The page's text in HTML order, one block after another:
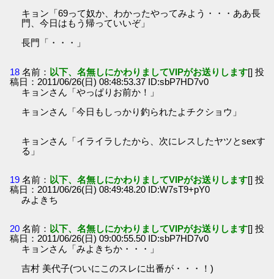
キョン「69って奴か、わかったやってみよう・・・ああ長
門、今日はもう帰っていいぞ」
長門「・・・」
18 名前： 以下、名無しにかわりましてVIPがお送りします[] 投
稿日：2011/06/26(日) 08:48:53.37 ID:sbP7HD7v0
キョンさん「やっぱりお前か！」
キョンさん「今日もしっかり釣られたよチクショウ」
キョンさん「イライラしたから、次にレスしたヤツとsexす
る」
19 名前： 以下、名無しにかわりましてVIPがお送りします[] 投
稿日：2011/06/26(日) 08:49:48.20 ID:W7sT9+pY0
みよきち
20 名前： 以下、名無しにかわりましてVIPがお送りします[] 投
稿日：2011/06/26(日) 09:00:55.50 ID:sbP7HD7v0
キョンさん「みよきちか・・・」
吉村 美代子(ついにこのスレに出番が・・・！)